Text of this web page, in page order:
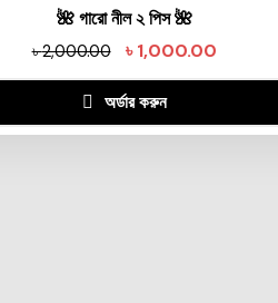
🌺 গারো নীল ২ পিস 🌺
৳2,000.00 ৳1,000.00
অর্ডার করুন